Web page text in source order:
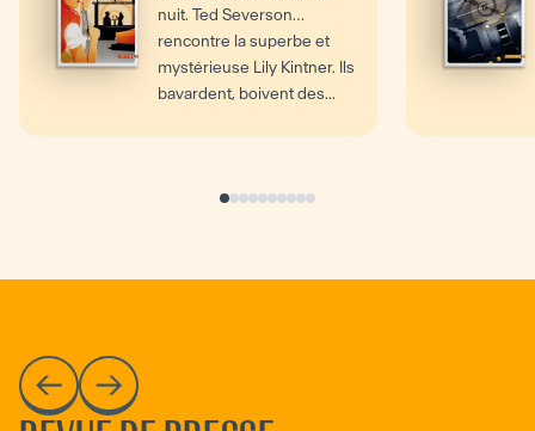
nuit. Ted Severson
rencontre la superbe et
mystérieuse Lily Kintner. Ils
bavardent, boivent des...